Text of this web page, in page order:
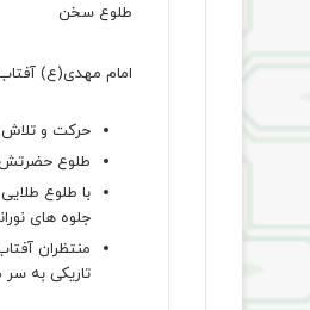
طلوع سخن
امام مهدی(ع)
حرکت و تلاش
طلوع
با طلوع
جلوه های
منتظران
تاریکی به سر